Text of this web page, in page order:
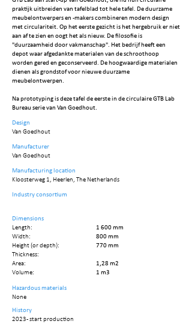
praktijk uitbreiden van tafelblad tot hele tafel. De duurzame
meubelontwerpers en -makers combineren modern design
met circulariteit. Op het eerste gezicht is het hergebruik er niet
aan af te zien en oogt het als nieuw. De filosofie is
"duurzaamheid door vakmanschap". Het bedrijf heeft een
depot waar afgedankte materialen van de schroothoop
worden gered en geconserveerd. De hoogwaardige materialen
dienen als grondstof voor nieuwe duurzame
meubelontwerpen.
Na prototyping is deze tafel de eerste in de circulaire GTB Lab
Bureau serie van Van Goedhout.
Design
Van Goedhout
Manufacturer
Van Goedhout
Manufacturing location
Kloosterweg 1, Heerlen, The Netherlands
Industry consortium
Dimensions
Length:
1 600 mm
Width:
800 mm
Height (or depth):
770 mm
Thickness:
Area:
1,28 m2
Volume:
1 m3
Hazardous materials
None
History
2023 - start production